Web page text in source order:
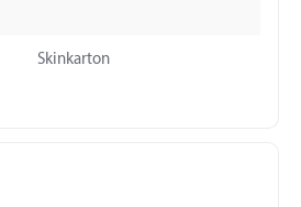
Skinkarton